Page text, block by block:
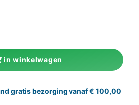
in winkelwagen
gratis bezorging vanaf € 100,00